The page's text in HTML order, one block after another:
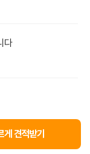
다
게 견적받기